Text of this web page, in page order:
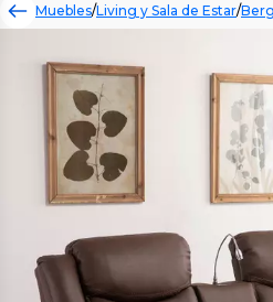
Muebles/Living y Sala de Estar/